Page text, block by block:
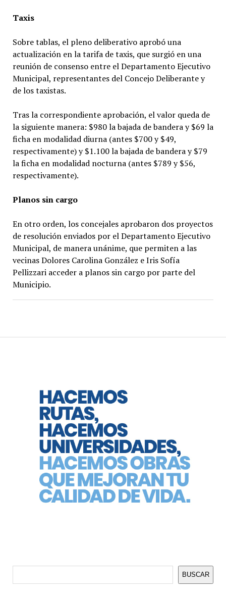
BUSCAR
Taxis
Sobre tablas, el pleno deliberativo aprobó una
actualización en la tarifa de taxis, que surgió en una
reunión de consenso entre el Departamento Ejecutivo
Municipal, representantes del Concejo Deliberante y
de los taxistas.
Tras la correspondiente aprobación, el valor queda de
la siguiente manera: $980 la bajada de bandera y $69 la
ficha en modalidad diurna (antes $700 y $49,
respectivamente) y $1.100 la bajada de bandera y $79
la ficha en modalidad nocturna (antes $789 y $56,
respectivamente).
Planos sin cargo
En otro orden, los concejales aprobaron dos proyectos
de resolución enviados por el Departamento Ejecutivo
Municipal, de manera unánime, que permiten a las
vecinas Dolores Carolina González e Iris Sofía
Pellizzari acceder a planos sin cargo por parte del
Municipio.